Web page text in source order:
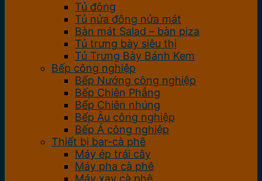
Tủ đông
Tủ nửa đông nửa mát
Bàn mát Salad – bàn piza
Tủ trưng bày siêu thị
Tủ Trưng Bày Bánh Kem
Bếp công nghiệp
Bếp Nướng công nghiệp
Bếp Chiên Phẳng
Bếp Chiên nhúng
Bếp Âu công nghiệp
Bếp Á công nghiệp
Thiết bị bar-cà phê
Máy ép trái cây
Máy pha cà phê
Máy xay cà phê